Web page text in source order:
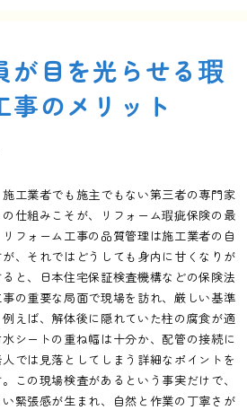
が目を光らせる瑕
事のメリット
工業者でも施主でもない第三者の専門家
仕組みこそが、リフォーム瑕疵保険の最
フォーム工事の品質管理は施工業者の自
、それではどうしても身内に甘くなりが
と、日本住宅保証検査機構などの保険法
の重要な局面で現場を訪れ、厳しい基準
えば、解体後に隠れていた柱の腐食が適
シートの重ね幅は十分か、配管の接続に
では見落としてしまう詳細なポイントを
この現場検査があるという事実だけで、
緊張感が生まれ、自然と作業の丁寧さが